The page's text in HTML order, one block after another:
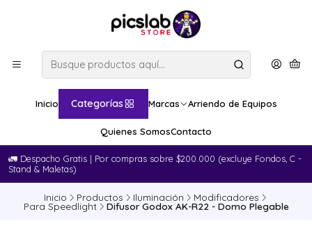
Inicio Categorías Marcas Arriendo de Equipos
Quienes SomosContacto
🚛​ Despacho Gratis | Por compras sobre $200.000 (excluye Fondos, C -
Stand & Maletas)
Inicio Productos Iluminación Modificadores
Para Speedlight Difusor Godox AK-R22 - Domo Plegable